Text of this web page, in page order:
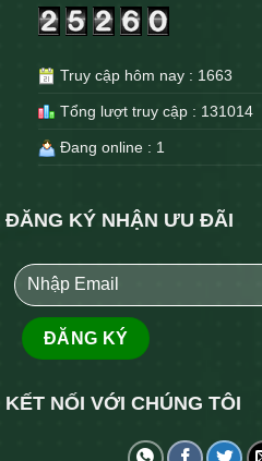
Truy cập hôm nay : 1663
Tổng lượt truy cập : 131014
Đang online : 1
ĐĂNG KÝ NHẬN ƯU ĐÃI
KẾT NỐI VỚI CHÚNG TÔI